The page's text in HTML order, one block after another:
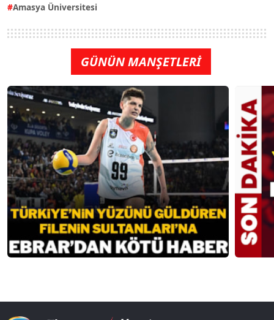
Amasya Üniversitesi
GÜNÜN MANŞETLERİ